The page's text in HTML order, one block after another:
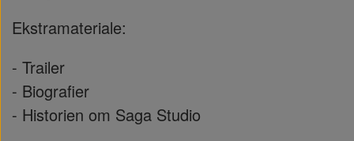
Ekstramateriale:
- Trailer
- Biografier
- Historien om Saga Studio